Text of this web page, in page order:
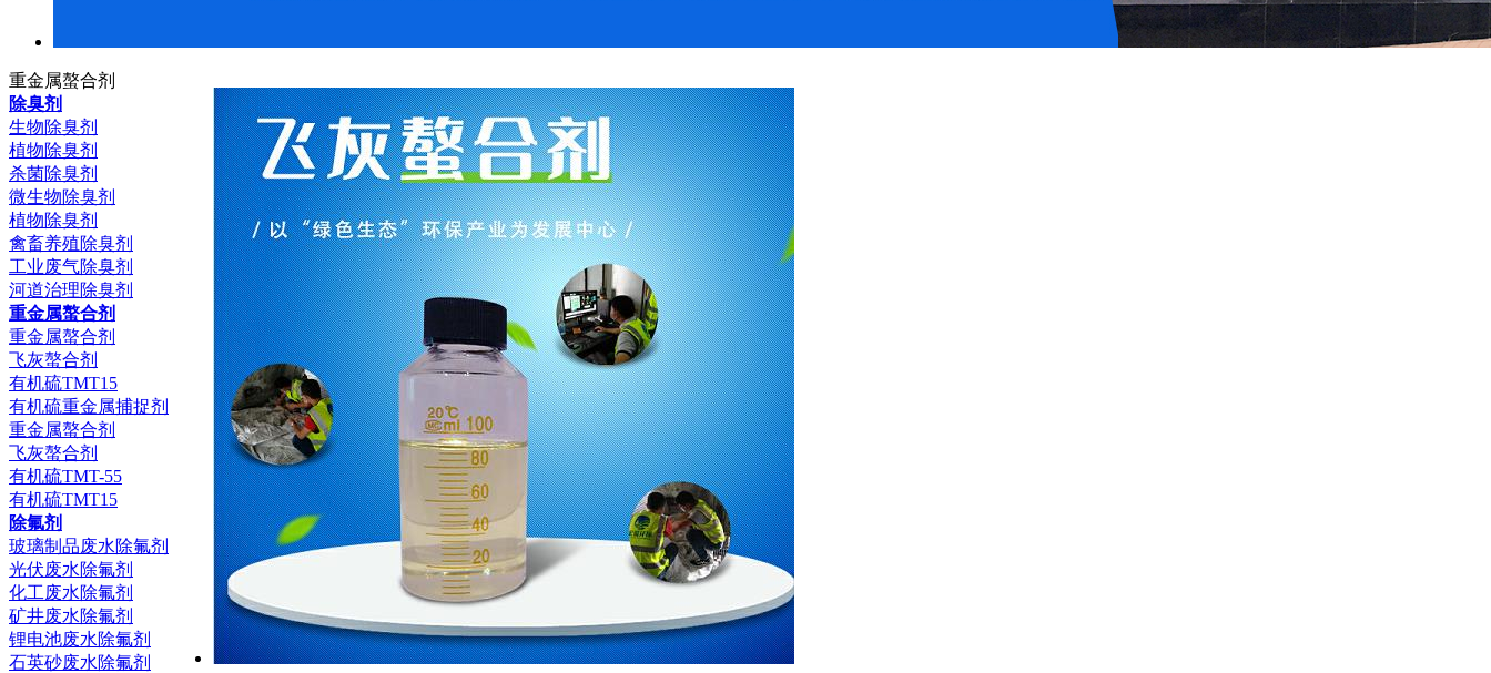
重金属螯合剂
除臭剂
生物除臭剂
植物除臭剂
杀菌除臭剂
微生物除臭剂
植物除臭剂
禽畜养殖除臭剂
工业废气除臭剂
河道治理除臭剂
重金属螯合剂
重金属螯合剂
飞灰螯合剂
有机硫TMT15
有机硫重金属捕捉剂
重金属螯合剂
飞灰螯合剂
有机硫TMT-55
有机硫TMT15
除氟剂
玻璃制品废水除氟剂
光伏废水除氟剂
化工废水除氟剂
矿井废水除氟剂
锂电池废水除氟剂
石英砂废水除氟剂